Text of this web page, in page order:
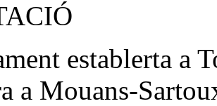
establerta a
a Mouans-